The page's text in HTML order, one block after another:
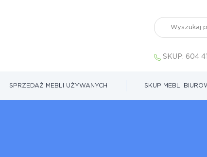
SKUP: 604
SPRZEDAŻ MEBLI UŻYWANYCH SKUP MEBLI